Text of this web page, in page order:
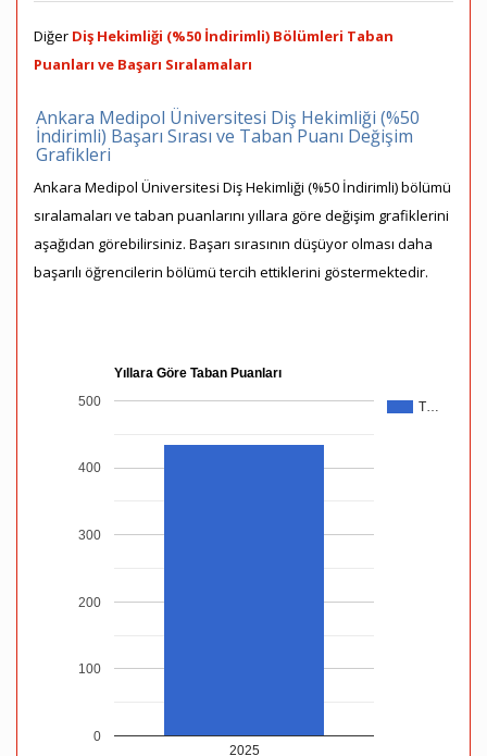
Diğer Diş Hekimliği (%50 İndirimli) Bölümleri Taban
Puanları ve Başarı Sıralamaları
Ankara Medipol Üniversitesi Diş Hekimliği (%50
İndirimli) Başarı Sırası ve Taban Puanı Değişim
Grafikleri
Ankara Medipol Üniversitesi Diş Hekimliği (%50 İndirimli) bölümü
sıralamaları ve taban puanlarını yıllara göre değişim grafiklerini
aşağıdan görebilirsiniz. Başarı sırasının düşüyor olması daha
başarılı öğrencilerin bölümü tercih ettiklerini göstermektedir.
Yıllara Göre Taban Puanları
T…
2025
0
100
200
300
400
500